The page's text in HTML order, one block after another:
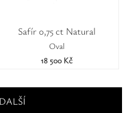
Safír 0,75 ct Natural
Oval
18 500 Kč